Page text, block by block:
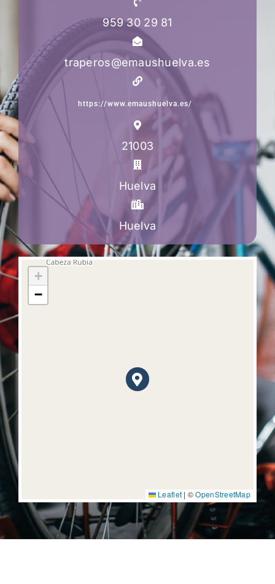
959 30 29 81
traperos@emaushuelva.es
https://www.emaushuelva.es/
21003
Huelva
Huelva
+
−
Leaflet | ©OpenStreetMap